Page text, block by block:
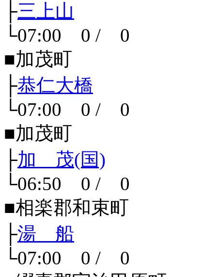
├三上山
└07:00 0 / 0
■加茂町
├恭仁大橋
└07:00 0 / 0
■加茂町
├加 茂(国)
└06:50 0 / 0
■相楽郡和束町
├湯 船
└07:00 0 / 0